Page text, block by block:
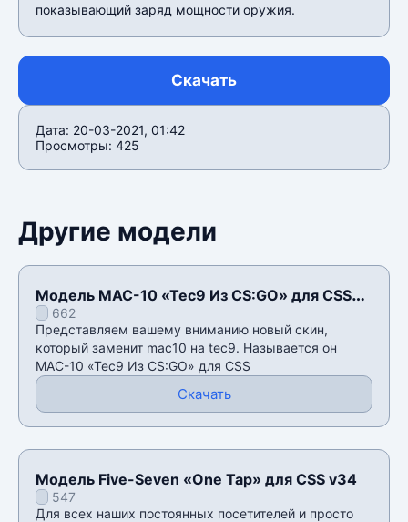
показывающий заряд мощности оружия.
Скачать
Дата: 20-03-2021, 01:42
Просмотры: 425
Другие модели
Модель MAC-10 «Tec9 Из CS:GO» для CSS
v34662
Представляем вашему вниманию новый скин,
который заменит mac10 на tec9. Называется он
MAC-10 «Tec9 Из CS:GO» для CSS
Скачать
Модель Five-Seven «One Tap» для CSS v34
547
Для всех наших постоянных посетителей и просто